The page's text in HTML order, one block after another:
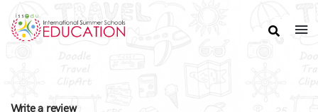
Write a review